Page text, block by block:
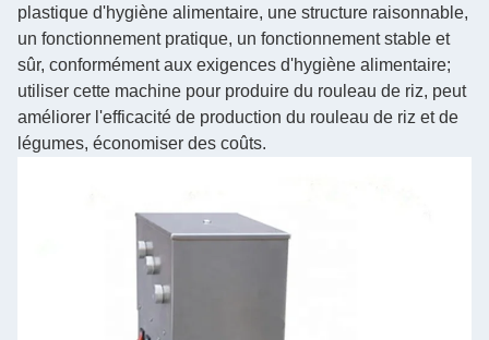
plastique d'hygiène alimentaire, une structure raisonnable,
un fonctionnement pratique, un fonctionnement stable et
sûr, conformément aux exigences d'hygiène alimentaire;
utiliser cette machine pour produire du rouleau de riz, peut
améliorer l'efficacité de production du rouleau de riz et de
légumes, économiser des coûts.